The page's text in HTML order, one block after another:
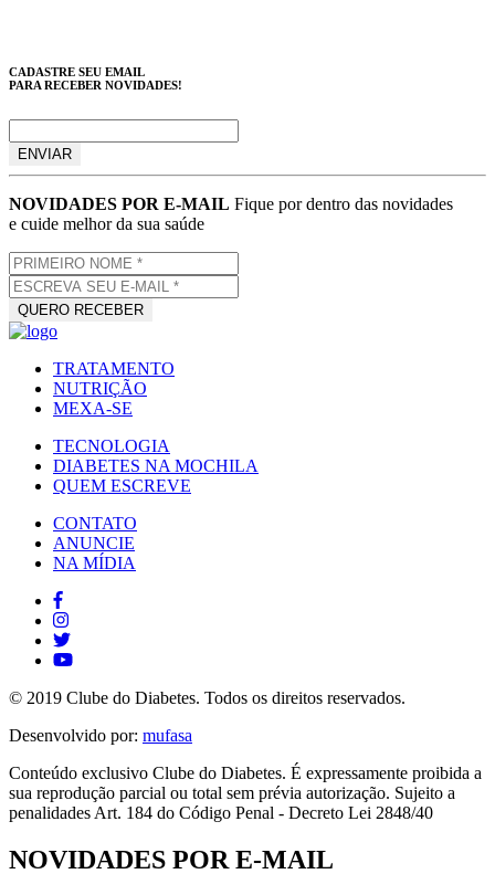
CADASTRE SEU EMAIL
PARA RECEBER NOVIDADES!
NOVIDADES POR E-MAIL Fique por dentro das novidades
e cuide melhor da sua saúde
TRATAMENTO
NUTRIÇÃO
MEXA-SE
TECNOLOGIA
DIABETES NA MOCHILA
QUEM ESCREVE
CONTATO
ANUNCIE
NA MÍDIA
© 2019 Clube do Diabetes. Todos os direitos reservados.
Desenvolvido por: mufasa
Conteúdo exclusivo Clube do Diabetes. É expressamente proibida a
sua reprodução parcial ou total sem prévia autorização. Sujeito a
penalidades Art. 184 do Código Penal - Decreto Lei 2848/40
NOVIDADES POR E-MAIL